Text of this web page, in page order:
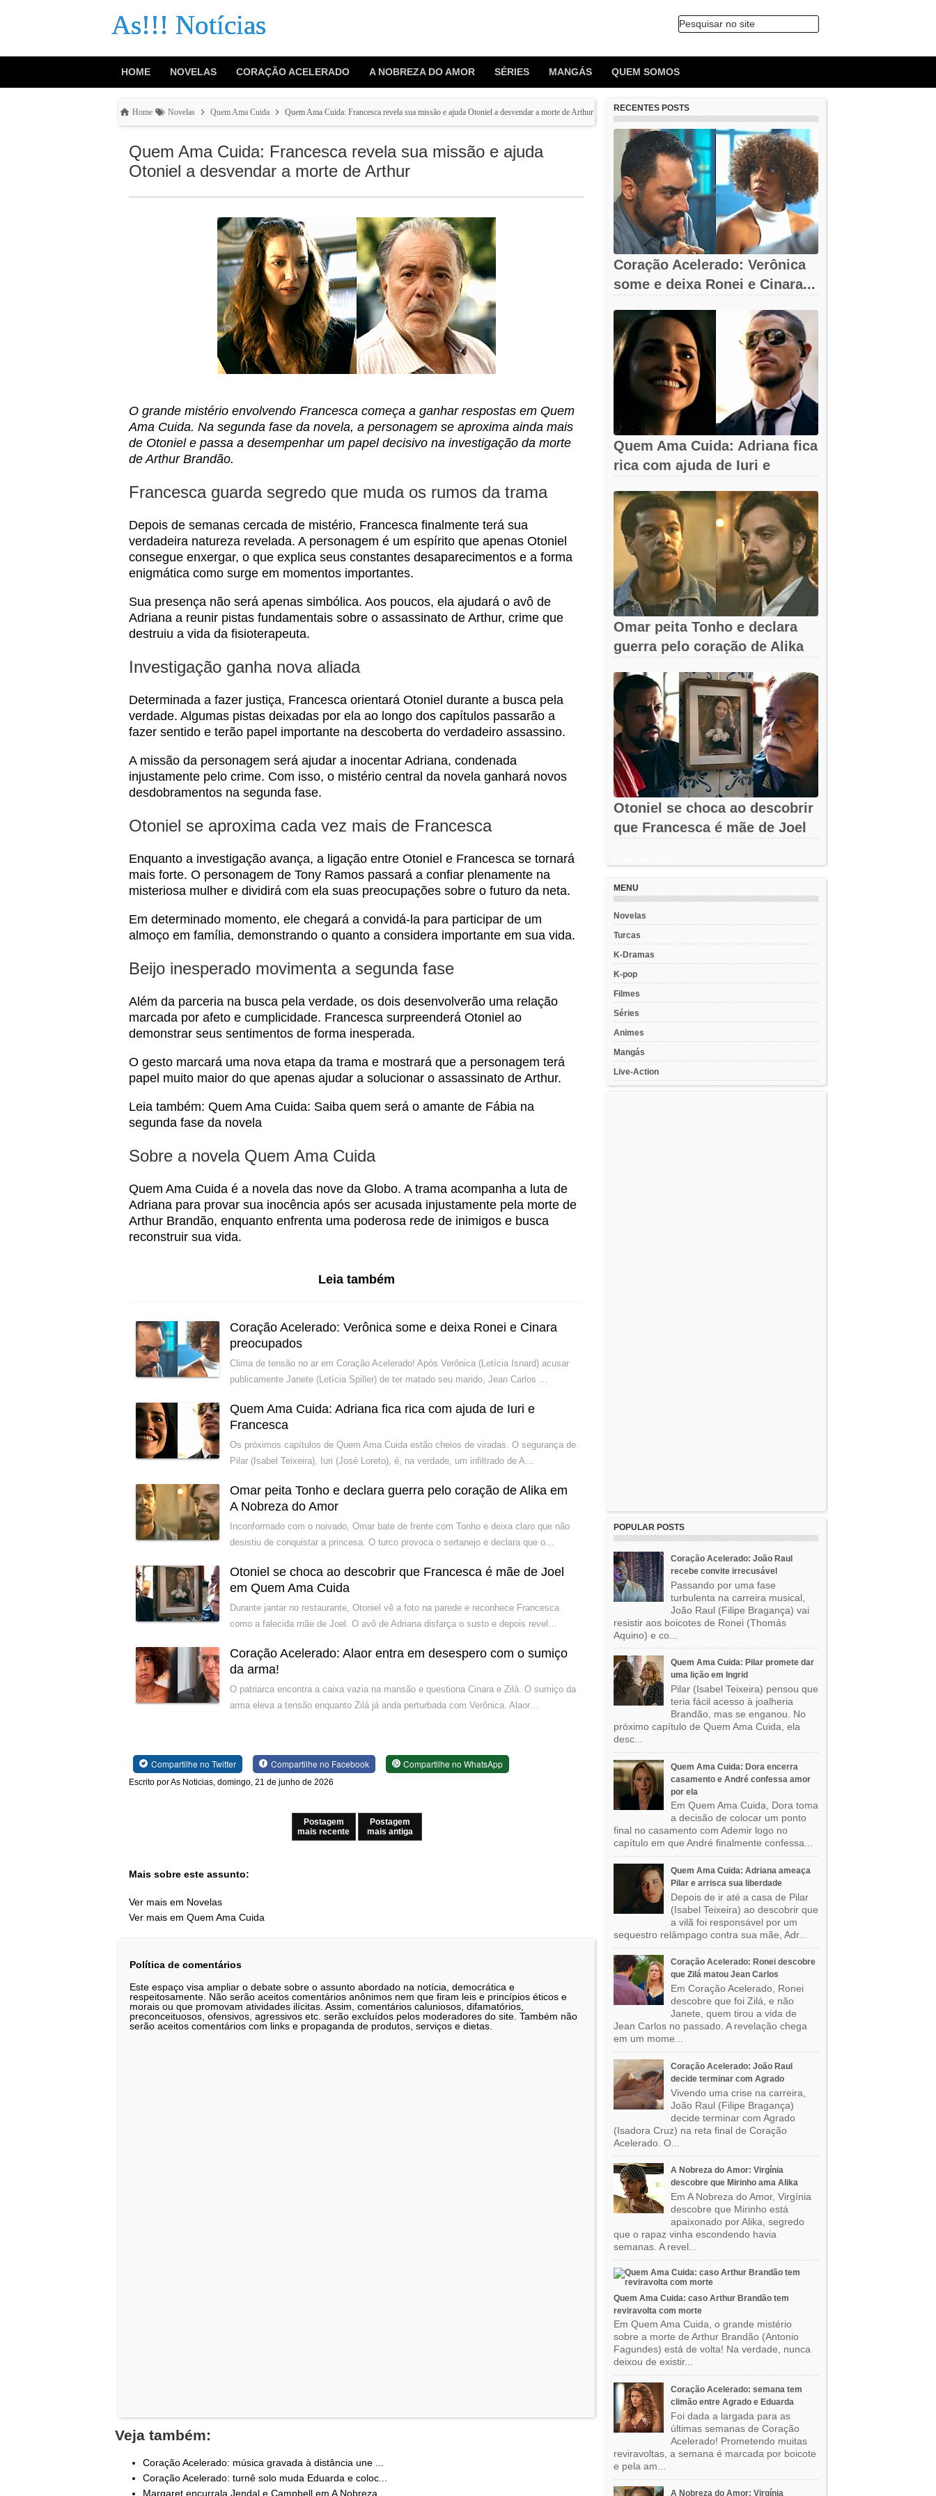
As!!! Notícias Pesquisar no site
HOME NOVELAS CORAÇÃO ACELERADO A NOBREZA DO AMOR SÉRIES MANGÁS QUEM SOMOS
Home Novelas Quem Ama Cuida Quem Ama Cuida: Francesca revela sua missão e ajuda Otoniel a desvendar a morte de Arthur
Quem Ama Cuida: Francesca revela sua missão e ajuda
Otoniel a desvendar a morte de Arthur
O grande mistério envolvendo Francesca começa a ganhar respostas em Quem
Ama Cuida. Na segunda fase da novela, a personagem se aproxima ainda mais
de Otoniel e passa a desempenhar um papel decisivo na investigação da morte
de Arthur Brandão.
Francesca guarda segredo que muda os rumos da trama
Depois de semanas cercada de mistério, Francesca finalmente terá sua
verdadeira natureza revelada. A personagem é um espírito que apenas Otoniel
consegue enxergar, o que explica seus constantes desaparecimentos e a forma
enigmática como surge em momentos importantes.
Sua presença não será apenas simbólica. Aos poucos, ela ajudará o avô de
Adriana a reunir pistas fundamentais sobre o assassinato de Arthur, crime que
destruiu a vida da fisioterapeuta.
Investigação ganha nova aliada
Determinada a fazer justiça, Francesca orientará Otoniel durante a busca pela
verdade. Algumas pistas deixadas por ela ao longo dos capítulos passarão a
fazer sentido e terão papel importante na descoberta do verdadeiro assassino.
A missão da personagem será ajudar a inocentar Adriana, condenada
injustamente pelo crime. Com isso, o mistério central da novela ganhará novos
desdobramentos na segunda fase.
Otoniel se aproxima cada vez mais de Francesca
Enquanto a investigação avança, a ligação entre Otoniel e Francesca se tornará
mais forte. O personagem de Tony Ramos passará a confiar plenamente na
misteriosa mulher e dividirá com ela suas preocupações sobre o futuro da neta.
Em determinado momento, ele chegará a convidá-la para participar de um
almoço em família, demonstrando o quanto a considera importante em sua vida.
Beijo inesperado movimenta a segunda fase
Além da parceria na busca pela verdade, os dois desenvolverão uma relação
marcada por afeto e cumplicidade. Francesca surpreenderá Otoniel ao
demonstrar seus sentimentos de forma inesperada.
O gesto marcará uma nova etapa da trama e mostrará que a personagem terá
papel muito maior do que apenas ajudar a solucionar o assassinato de Arthur.
Leia também: Quem Ama Cuida: Saiba quem será o amante de Fábia na
segunda fase da novela
Sobre a novela Quem Ama Cuida
Quem Ama Cuida é a novela das nove da Globo. A trama acompanha a luta de
Adriana para provar sua inocência após ser acusada injustamente pela morte de
Arthur Brandão, enquanto enfrenta uma poderosa rede de inimigos e busca
reconstruir sua vida.
Leia também
Coração Acelerado: Verônica some e deixa Ronei e Cinara
preocupados
Clima de tensão no ar em Coração Acelerado! Após Verônica (Letícia Isnard) acusar
publicamente Janete (Letícia Spiller) de ter matado seu marido, Jean Carlos …
Quem Ama Cuida: Adriana fica rica com ajuda de Iuri e
Francesca
Os próximos capítulos de Quem Ama Cuida estão cheios de viradas. O segurança de
Pilar (Isabel Teixeira), Iuri (José Loreto), é, na verdade, um infiltrado de A…
Omar peita Tonho e declara guerra pelo coração de Alika em
A Nobreza do Amor
Inconformado com o noivado, Omar bate de frente com Tonho e deixa claro que não
desistiu de conquistar a princesa. O turco provoca o sertanejo e declara que o…
Otoniel se choca ao descobrir que Francesca é mãe de Joel
em Quem Ama Cuida
Durante jantar no restaurante, Otoniel vê a foto na parede e reconhece Francesca
como a falecida mãe de Joel. O avô de Adriana disfarça o susto e depois revel…
Coração Acelerado: Alaor entra em desespero com o sumiço
da arma!
O patriarca encontra a caixa vazia na mansão e questiona Cinara e Zilá. O sumiço da
arma eleva a tensão enquanto Zilá já anda perturbada com Verônica. Alaor…
Compartilhe no Twitter Compartilhe no Facebook Compartilhe no WhatsApp
Escrito por As Noticias, domingo, 21 de junho de 2026
Postagem
mais recente
Postagem
mais antiga
Mais sobre este assunto:
Ver mais em Novelas
Ver mais em Quem Ama Cuida
Política de comentários
Este espaço visa ampliar o debate sobre o assunto abordado na notícia, democrática e
respeitosamente. Não serão aceitos comentários anônimos nem que firam leis e princípios éticos e
morais ou que promovam atividades ilícitas. Assim, comentários caluniosos, difamatórios,
preconceituosos, ofensivos, agressivos etc. serão excluídos pelos moderadores do site. Também não
serão aceitos comentários com links e propaganda de produtos, serviços e dietas.
Veja também:
Coração Acelerado: música gravada à distância une ...
Coração Acelerado: turnê solo muda Eduarda e coloc...
Margaret encurrala Jendal e Campbell em A Nobreza ...
RECENTES POSTS
Coração Acelerado: Verônica
some e deixa Ronei e Cinara...
Quem Ama Cuida: Adriana fica
rica com ajuda de Iuri e
Omar peita Tonho e declara
guerra pelo coração de Alika
Otoniel se choca ao descobrir
que Francesca é mãe de Joel
MENU
Novelas
Turcas
K-Dramas
K-pop
Filmes
Séries
Animes
Mangás
Live-Action
POPULAR POSTS
Coração Acelerado: João Raul
recebe convite irrecusável
Passando por uma fase
turbulenta na carreira musical,
João Raul (Filipe Bragança) vai
resistir aos boicotes de Ronei (Thomás
Aquino) e co...
Quem Ama Cuida: Pilar promete dar
uma lição em Ingrid
Pilar (Isabel Teixeira) pensou que
teria fácil acesso à joalheria
Brandão, mas se enganou. No
próximo capítulo de Quem Ama Cuida, ela
desc...
Quem Ama Cuida: Dora encerra
casamento e André confessa amor
por ela
Em Quem Ama Cuida, Dora toma
a decisão de colocar um ponto
final no casamento com Ademir logo no
capítulo em que André finalmente confessa...
Quem Ama Cuida: Adriana ameaça
Pilar e arrisca sua liberdade
Depois de ir até a casa de Pilar
(Isabel Teixeira) ao descobrir que
a vilã foi responsável por um
sequestro relâmpago contra sua mãe, Adr...
Coração Acelerado: Ronei descobre
que Zilá matou Jean Carlos
Em Coração Acelerado, Ronei
descobre que foi Zilá, e não
Janete, quem tirou a vida de
Jean Carlos no passado. A revelação chega
em um mome...
Coração Acelerado: João Raul
decide terminar com Agrado
Vivendo uma crise na carreira,
João Raul (Filipe Bragança)
decide terminar com Agrado
(Isadora Cruz) na reta final de Coração
Acelerado. O...
A Nobreza do Amor: Virgínia
descobre que Mirinho ama Alika
Em A Nobreza do Amor, Virgínia
descobre que Mirinho está
apaixonado por Alika, segredo
que o rapaz vinha escondendo havia
semanas. A revel...
Quem Ama Cuida: caso Arthur Brandão tem
reviravolta com morte
Em Quem Ama Cuida, o grande mistério
sobre a morte de Arthur Brandão (Antonio
Fagundes) está de volta! Na verdade, nunca
deixou de existir...
Coração Acelerado: semana tem
climão entre Agrado e Eduarda
Foi dada a largada para as
últimas semanas de Coração
Acelerado! Prometendo muitas
reviravoltas, a semana é marcada por boicote
e pela am...
A Nobreza do Amor: Virgínia